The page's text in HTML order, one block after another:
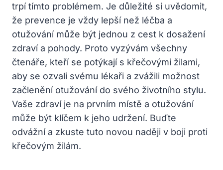
trpí tímto problémem. Je důležité si uvědomit,
že prevence je vždy lepší než léčba a
otužování může být jednou z cest k dosažení
zdraví a pohody. Proto vyzývám všechny
čtenáře, kteří se potýkají s křečovými žilami,
aby se ozvali svému lékaři a zvážili možnost
začlenění otužování do svého životního stylu.
Vaše zdraví je na prvním místě a otužování
může být klíčem k jeho udržení. Buďte
odvážní a zkuste tuto novou naději v boji proti
křečovým žilám.